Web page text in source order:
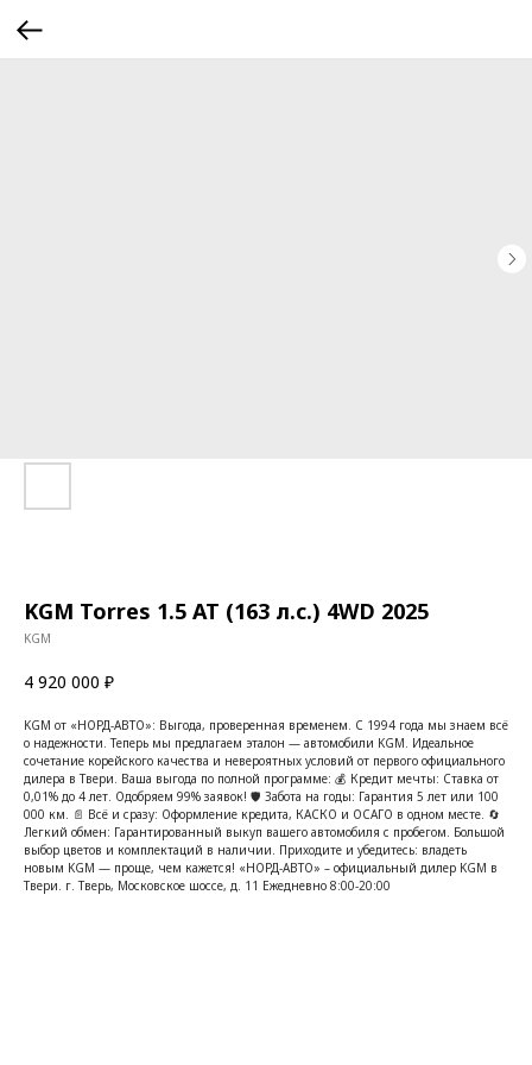
KGM Torres 1.5 AT (163 л.с.) 4WD 2025
KGM
4 920 000 ₽
KGM от «НОРД-АВТО»: Выгода, проверенная временем. С 1994 года мы знаем всё
о надежности. Теперь мы предлагаем эталон — автомобили KGM. Идеальное
сочетание корейского качества и невероятных условий от первого официального
дилера в Твери. Ваша выгода по полной программе: 💰 Кредит мечты: Ставка от
0,01% до 4 лет. Одобряем 99% заявок! 🛡️ Забота на годы: Гарантия 5 лет или 100
000 км. 📄 Всё и сразу: Оформление кредита, КАСКО и ОСАГО в одном месте. 🔄
Легкий обмен: Гарантированный выкуп вашего автомобиля с пробегом. Большой
выбор цветов и комплектаций в наличии. Приходите и убедитесь: владеть
новым KGM — проще, чем кажется! «НОРД-АВТО» – официальный дилер KGM в
Твери. г. Тверь, Московское шоссе, д. 11 Ежедневно 8:00-20:00